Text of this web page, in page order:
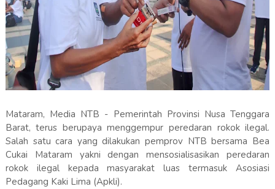
Mataram, Media NTB - Pemerintah Provinsi Nusa Tenggara
Barat, terus berupaya menggempur peredaran rokok ilegal.
Salah satu cara yang dilakukan pemprov NTB bersama Bea
Cukai Mataram yakni dengan mensosialisasikan peredaran
rokok ilegal kepada masyarakat luas termasuk Asosiasi
Pedagang Kaki Lima (Apkli).